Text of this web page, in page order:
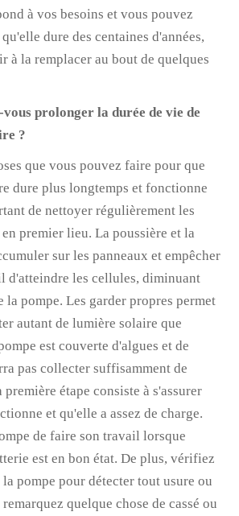
à vos besoins et vous pouvez
dure des centaines d'années,
à la remplacer au bout de quelques
prolonger la durée de vie de
?
que vous pouvez faire pour que
dure plus longtemps et fonctionne
de nettoyer régulièrement les
premier lieu. La poussière et la
sur les panneaux et empêcher
d'atteindre les cellules, diminuant
pompe. Les garder propres permet
autant de lumière solaire que
est couverte d'algues et de
pas collecter suffisamment de
étape consiste à s'assurer
et qu'elle a assez de charge.
de faire son travail lorsque
est en bon état. De plus, vérifiez
pompe pour détecter tout usure ou
quelque chose de cassé ou